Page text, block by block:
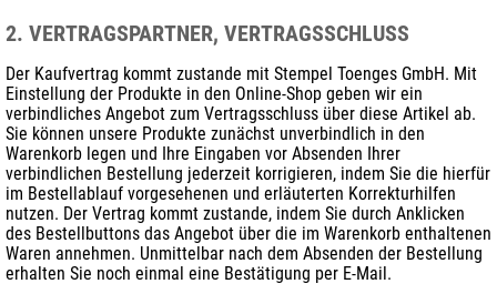
2. VERTRAGSPARTNER, VERTRAGSSCHLUSS
Der Kaufvertrag kommt zustande mit Stempel Toenges GmbH. Mit
Einstellung der Produkte in den Online-Shop geben wir ein
verbindliches Angebot zum Vertragsschluss über diese Artikel ab.
Sie können unsere Produkte zunächst unverbindlich in den
Warenkorb legen und Ihre Eingaben vor Absenden Ihrer
verbindlichen Bestellung jederzeit korrigieren, indem Sie die hierfür
im Bestellablauf vorgesehenen und erläuterten Korrekturhilfen
nutzen. Der Vertrag kommt zustande, indem Sie durch Anklicken
des Bestellbuttons das Angebot über die im Warenkorb enthaltenen
Waren annehmen. Unmittelbar nach dem Absenden der Bestellung
erhalten Sie noch einmal eine Bestätigung per E-Mail.